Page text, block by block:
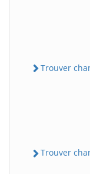
Trouver
Trouver